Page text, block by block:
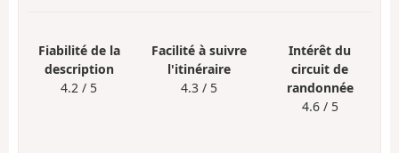
Fiabilité de la
description
4.2 / 5
Facilité à suivre
l'itinéraire
4.3 / 5
Intérêt du
circuit de
randonnée
4.6 / 5